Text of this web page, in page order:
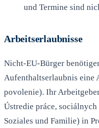
und Termine sind
Arbeitserlaubnisse
Nicht-EU-Bürger
Aufenthaltserlaubnis eine
povolenie). Ihr
Ústredie práce,
Soziales und Familie) in